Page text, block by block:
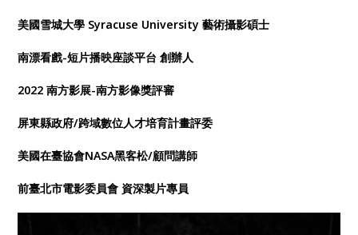
美國雪城大學 Syracuse University 藝術攝影碩士
南漂看戲-短片播映座談平台 創辦人
2022 南方影展-南方影像獎評審
屏東縣政府/跨域數位人才培育計畫評委
美國在臺協會NASA黑客松/顧問講師
前臺北市電影委員會 資深製片專員